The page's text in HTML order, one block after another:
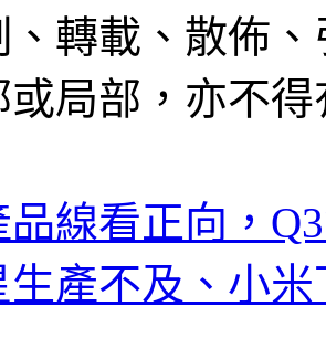
、轉載、散佈
或局部，亦不
線看正向，
生產不及、小